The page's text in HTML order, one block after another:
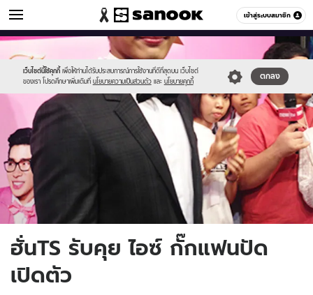
เข้าสู่ระบบสมาชิก
ข่าวบันเทิง หมวดอื่นๆ
เว็บไซต์นี้ใช้คุกกี้ เพื่อให้ท่านได้รับประสบการณ์การใช้งานที่ดีที่สุดบน เว็บไซต์
ของเรา โปรดศึกษาเพิ่มเติมที่ นโยบายความเป็นส่วนตัว และ นโยบายคุกกี้
ตกลง
Sanook
//s.isanook.com/sr/0/images/logo-
new-
sanook.png
600
60
//s.isanook.com/ns/0/ud/369/1847314/638890-
01.jpg
ฮั่นTS รับคุย ไอซ์ กั๊กแฟนปัด
เปิดตัว